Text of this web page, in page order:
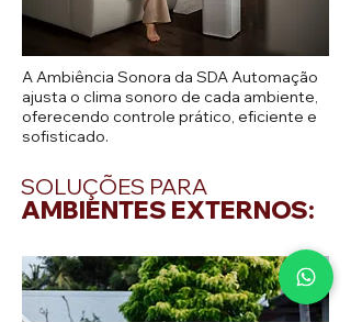
A Ambiência Sonora da SDA Automação
ajusta o clima sonoro de cada ambiente,
oferecendo controle prático, eficiente e
sofisticado.
SOLUÇÕES PARA
AMBIENTES EXTERNOS: